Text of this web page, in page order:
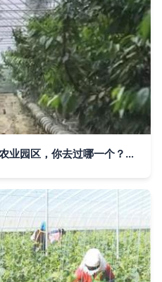
石家庄26个风光秀丽的现代农业园区，你去过哪一个？——蔬果采摘体验指南